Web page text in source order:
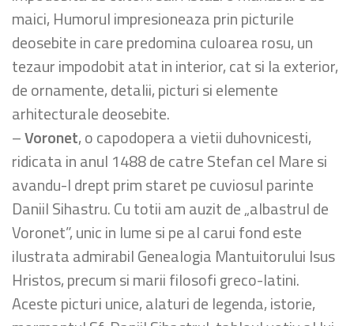
maici, Humorul impresioneaza prin picturile
deosebite in care predomina culoarea rosu, un
tezaur impodobit atat in interior, cat si la exterior,
de ornamente, detalii, picturi si elemente
arhitecturale deosebite.
–Voronet, o capodopera a vietii duhovnicesti,
ridicata in anul 1488 de catre Stefan cel Mare si
avandu-l drept prim staret pe cuviosul parinte
Daniil Sihastru. Cu totii am auzit de „albastrul de
Voronet”, unic in lume si pe al carui fond este
ilustrata admirabil Genealogia Mantuitorului Isus
Hristos, precum si marii filosofi greco-latini.
Aceste picturi unice, alaturi de legenda, istorie,